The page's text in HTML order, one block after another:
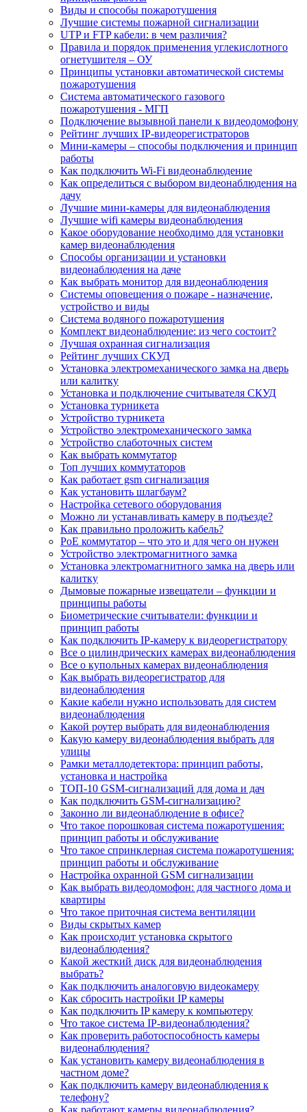
Виды и способы пожаротушения
Лучшие системы пожарной сигнализации
UTP и FTP кабели: в чем различия?
Правила и порядок применения углекислотного
огнетушителя – ОУ
Принципы установки автоматической системы
пожаротушения
Система автоматического газового
пожаротушения - МГП
Подключение вызывной панели к видеодомофону
Рейтинг лучших IP-видеорегистраторов
Мини-камеры – способы подключения и принцип
работы
Как подключить Wi-Fi видеонаблюдение
Как определиться с выбором видеонаблюдения на
дачу
Лучшие мини-камеры для видеонаблюдения
Лучшие wifi камеры видеонаблюдения
Какое оборудование необходимо для установки
камер видеонаблюдения
Способы организации и установки
видеонаблюдения на даче
Как выбрать монитор для видеонаблюдения
Системы оповещения о пожаре - назначение,
устройство и виды
Система водяного пожаротушения
Комплект видеонаблюдение: из чего состоит?
Лучшая охранная сигнализация
Рейтинг лучших СКУД
Установка электромеханического замка на дверь
или калитку
Установка и подключение считывателя СКУД
Установка турникета
Устройство турникета
Устройство электромеханического замка
Устройство слаботочных систем
Как выбрать коммутатор
Топ лучших коммутаторов
Как работает gsm сигнализация
Как установить шлагбаум?
Настройка сетевого оборудования
Можно ли устанавливать камеру в подъезде?
Как правильно проложить кабель?
PoE коммутатор – что это и для чего он нужен
Устройство электромагнитного замка
Установка электромагнитного замка на дверь или
калитку
Дымовые пожарные извещатели – функции и
принципы работы
Биометрические считыватели: функции и
принцип работы
Как подключить IP-камеру к видеорегистратору
Все о цилиндрических камерах видеонаблюдения
Все о купольных камерах видеонаблюдения
Как выбрать видеорегистратор для
видеонаблюдения
Какие кабели нужно использовать для систем
видеонаблюдения
Какой роутер выбрать для видеонаблюдения
Какую камеру видеонаблюдения выбрать для
улицы
Рамки металлодетектора: принцип работы,
установка и настройка
ТОП-10 GSM-сигнализаций для дома и дач
Как подключить GSM-сигнализацию?
Законно ли видеонаблюдение в офисе?
Что такое порошковая система пожаротушения:
принцип работы и обслуживание
Что такое спринклерная система пожаротушения:
принцип работы и обслуживание
Настройка охранной GSM сигнализации
Как выбрать видеодомофон: для частного дома и
квартиры
Что такое приточная система вентиляции
Виды скрытых камер
Как происходит установка скрытого
видеонаблюдения?
Какой жесткий диск для видеонаблюдения
выбрать?
Как подключить аналоговую видеокамеру
Как сбросить настройки IP камеры
Как подключить IP камеру к компьютеру
Что такое система IP-видеонаблюдения?
Как проверить работоспособность камеры
видеонаблюдения?
Как установить камеру видеонаблюдения в
частном доме?
Как подключить камеру видеонаблюдения к
телефону?
Как работают камеры видеонаблюдения?